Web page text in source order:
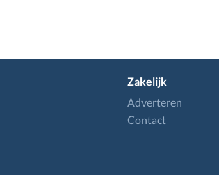
Zakelijk
Adverteren
Contact